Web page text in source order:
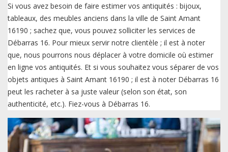
Si vous avez besoin de faire estimer vos antiquités : bijoux,
tableaux, des meubles anciens dans la ville de Saint Amant
16190 ; sachez que, vous pouvez solliciter les services de
Débarras 16. Pour mieux servir notre clientèle ; il est à noter
que, nous pourrons nous déplacer à votre domicile où estimer
en ligne vos antiquités. Et si vous souhaitez vous séparer de vos
objets antiques à Saint Amant 16190 ; il est à noter Débarras 16
peut les racheter à sa juste valeur (selon son état, son
authenticité, etc.). Fiez-vous à Débarras 16.